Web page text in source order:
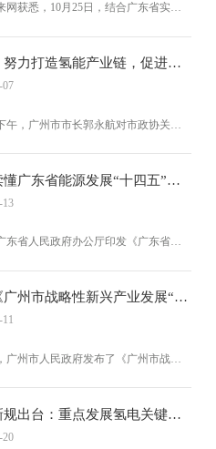
网获悉，10月25日，结合广东省实际
东省燃料电池汽车加氢站管理暂行办
求意见稿）意见的公告
努力打造氢能产业链，促进产
发展
07
午，广州市市长郭永航对市政协关于
广州市政协主席李贻伟出席了活动。
州恒运企业集团股份有限公司召开会
重点提案办理情况汇报，与氢能研究
关企业代表、提案单位、政协委员进
流。李贻伟表示，氢能是未来国家能
重要组成部分，也是战略性新兴产业
懂广东省能源发展“十四五”规
13
东省人民政府办公厅印发《广东省能
能源高质量发展，构建清洁低碳、安
只能创新的现代能源体系，为广东在
社会主义现代化国家新征程中走在全
创造新的辉煌提供坚实可靠的能源保
广州市战略性新兴产业发展“十
划》，探索氢能高端乘用车产
广州市人民政府发布了《广州市战略
料电池汽车，引进具备国际先进水平
电池整车企业，推动整车企业与氢燃
业开展整车集成合作，率先发展自主
可靠性氢燃料电池专用车和商用车，
规出台：重点发展氢电关键材
和膜组器技术
20